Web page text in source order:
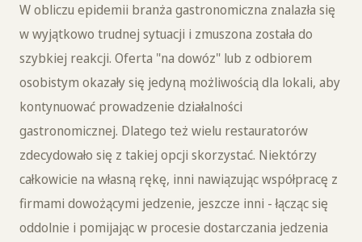
W obliczu epidemii branża gastronomiczna znalazła się
w wyjątkowo trudnej sytuacji i zmuszona została do
szybkiej reakcji. Oferta "na dowóz" lub z odbiorem
osobistym okazały się jedyną możliwością dla lokali, aby
kontynuować prowadzenie działalności
gastronomicznej. Dlatego też wielu restauratorów
zdecydowało się z takiej opcji skorzystać. Niektórzy
całkowicie na własną rękę, inni nawiązując współpracę z
firmami dowożącymi jedzenie, jeszcze inni - łącząc się
oddolnie i pomijając w procesie dostarczania jedzenia